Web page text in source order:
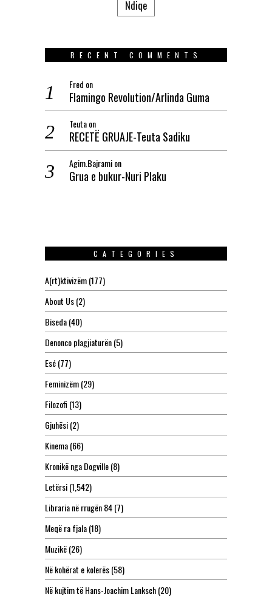
Ndiqe
RECENT COMMENTS
Fred on
Flamingo Revolution/Arlinda Guma
Teutaon
RECETË GRUAJE-Teuta Sadiku
Agim.Bajramion
Grua e bukur-Nuri Plaku
CATEGORIES
A(rt)ktivizëm(177)
About Us(2)
Biseda(40)
Denonco plagjiaturën(5)
Esé(77)
Feminizëm(29)
Filozofi (13)
Gjuhësi(2)
Kinema(66)
Kronikë nga Dogville(8)
Letërsi(1,542)
Libraria në rrugën 84(7)
Meqë ra fjala(18)
Muzikë(26)
Në kohërat e kolerës(58)
Në kujtim të Hans-Joachim Lanksch(20)